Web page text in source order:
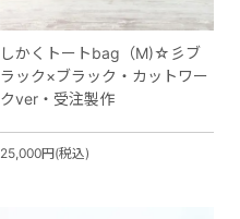
しかくトートbag（M)☆彡ブ
ラック×ブラック・カットワー
クver・受注製作
25,000円(税込)